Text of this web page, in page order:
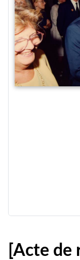
[Acte de